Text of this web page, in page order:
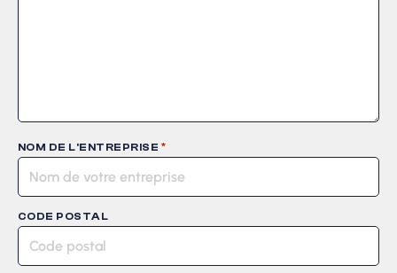
NOM DE L'ENTREPRISE *
CODE POSTAL